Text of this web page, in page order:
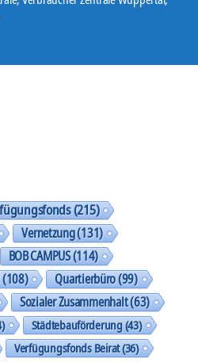
Wohnung“
(215)
Vernetzung(131)
BOB CAMPUS(114)
(108) Quartierbüro(99)
Sozialer Zusammenhalt(63)
Städtebauförderung(43)
Verfügungsfonds Beirat(36)